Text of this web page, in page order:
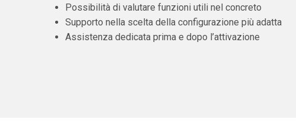
Possibilità di valutare funzioni utili nel concreto
Supporto nella scelta della configurazione più adatta
Assistenza dedicata prima e dopo l’attivazione